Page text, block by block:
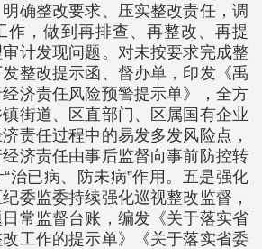
确整改要求、压实整改责任，调
作，做到再排查、再整改、再提
计发现问题。对未按要求完成整
整改提示函、督办单，印发《禹
济责任风险预警提示单》，全方
街道、区直部门、区属国有企业
责任过程中的易发多发风险点，
济责任由事后监督向事前防控转
治已病、防未病”作用。五是强化
委监委持续强化巡视整改监督，
常监督台账，编发《关于落实省
工作的提示单》《关于落实省委